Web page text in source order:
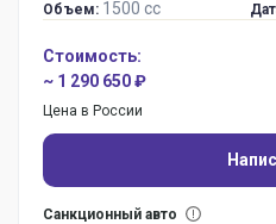
Объем: 1500 сс
Стоимость:
~ 1 290 650 ₽
Цена в России
Санкционный авто